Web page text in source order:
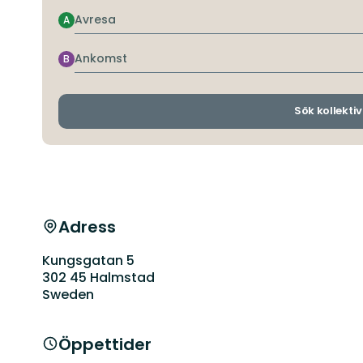
Avresa
A
Ankomst
B
Sök
Adress
Kungsgatan 5
302 45 Halmstad
Sweden
Öppettider